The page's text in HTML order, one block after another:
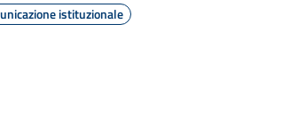
istituzionale